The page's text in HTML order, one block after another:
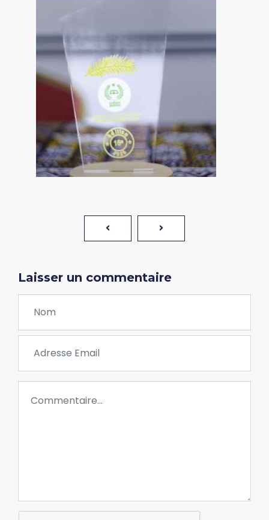
Laisser un commentaire